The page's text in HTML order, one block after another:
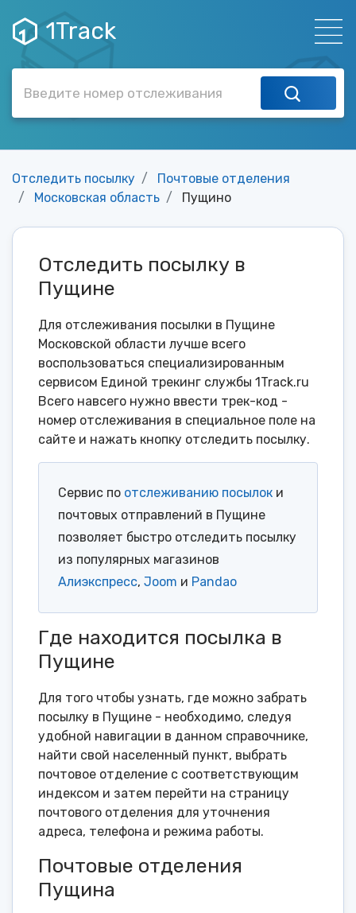
1Track
Отследить посылку
Почтовые отделения
Московская область
Пущино
Отследить посылку в
Пущине
Для отслеживания посылки в Пущине
Московской области лучше всего
воспользоваться специализированным
сервисом Единой трекинг службы 1Track.ru
Всего навсего нужно ввести трек-код -
номер отслеживания в специальное поле на
сайте и нажать кнопку отследить посылку.
Сервис по отслеживанию посылок и
почтовых отправлений в Пущине
позволяет быстро отследить посылку
из популярных магазинов
Алиэкспресс, Joom и Pandao
Где находится посылка в
Пущине
Для того чтобы узнать, где можно забрать
посылку в Пущине - необходимо, следуя
удобной навигации в данном справочнике,
найти свой населенный пункт, выбрать
почтовое отделение с соответствующим
индексом и затем перейти на страницу
почтового отделения для уточнения
адреса, телефона и режима работы.
Почтовые отделения
Пущина